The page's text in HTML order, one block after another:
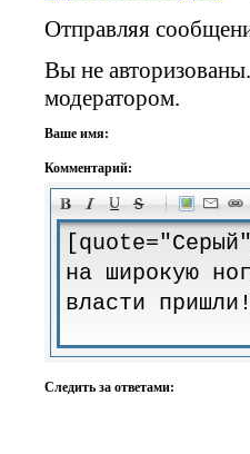
Отправляя
Вы не
модератором.
Ваше имя:
Комментарий:
-
-
-
-
-
-
-
Следить за ответами: